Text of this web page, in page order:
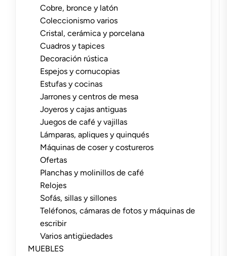
Cobre, bronce y latón
Coleccionismo varios
Cristal, cerámica y porcelana
Cuadros y tapices
Decoración rústica
Espejos y cornucopias
Estufas y cocinas
Jarrones y centros de mesa
Joyeros y cajas antiguas
Juegos de café y vajillas
Lámparas, apliques y quinqués
Máquinas de coser y costureros
Ofertas
Planchas y molinillos de café
Relojes
Sofás, sillas y sillones
Teléfonos, cámaras de fotos y máquinas de
escribir
Varios antigüedades
MUEBLES